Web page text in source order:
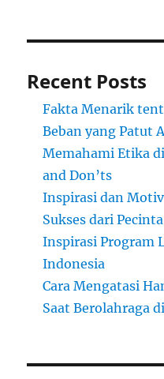
Recent Posts
Fakta Menarik
Beban yang Patut
Memahami Etika
and Don’ts
Inspirasi dan
Sukses dari
Inspirasi Program
Indonesia
Cara Mengatasi
Saat Berolahraga